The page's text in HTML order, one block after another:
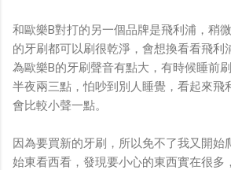
和歐樂B對打的另一個品牌是飛利浦，稍
的牙刷都可以刷很乾淨，會想換看看飛利
為歐樂B的牙刷聲音有點大，有時候睡前
半夜兩三點，怕吵到別人睡覺，看起來飛
會比較小聲一點。
因為要買新的牙刷，所以免不了我又開始
始東看西看，發現要小心的東西實在很多